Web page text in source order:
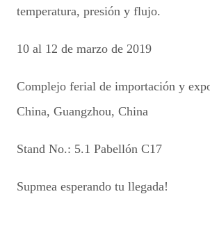
temperatura, presión y flujo.
10 al 12 de marzo de 2019
Complejo ferial de importación y
China, Guangzhou, China
Stand No.: 5.1 Pabellón C17
Supmea esperando tu llegada!